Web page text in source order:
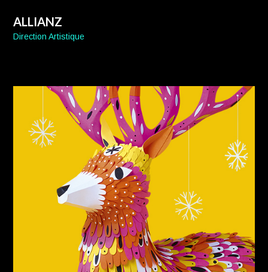
ALLIANZ
Direction Artistique